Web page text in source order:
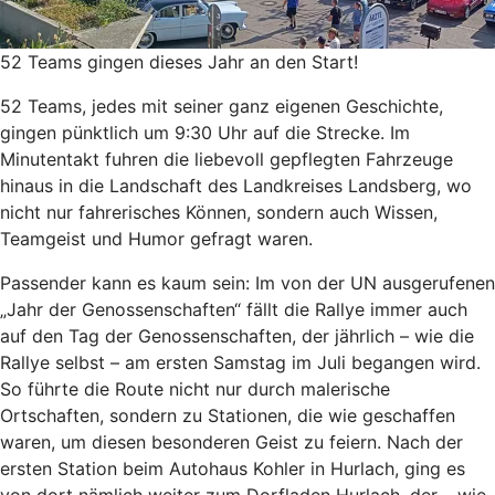
52 Teams gingen dieses Jahr an den Start!
52 Teams, jedes mit seiner ganz eigenen Geschichte,
gingen pünktlich um 9:30 Uhr auf die Strecke. Im
Minutentakt fuhren die liebevoll gepflegten Fahrzeuge
hinaus in die Landschaft des Landkreises Landsberg, wo
nicht nur fahrerisches Können, sondern auch Wissen,
Teamgeist und Humor gefragt waren.
Passender kann es kaum sein: Im von der UN ausgerufenen
„Jahr der Genossenschaften“ fällt die Rallye immer auch
auf den Tag der Genossenschaften, der jährlich – wie die
Rallye selbst – am ersten Samstag im Juli begangen wird.
So führte die Route nicht nur durch malerische
Ortschaften, sondern zu Stationen, die wie geschaffen
waren, um diesen besonderen Geist zu feiern. Nach der
ersten Station beim Autohaus Kohler in Hurlach, ging es